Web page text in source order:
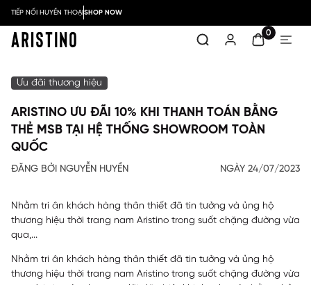
TIẾP NỐI HUYỀN THOẠISHOP NOW
0
Ưu đãi thương hiệu
ARISTINO ƯU ĐÃI 10% KHI THANH TOÁN BẰNG
THẺ MSB TẠI HỆ THỐNG SHOWROOM TOÀN
QUỐC
ĐĂNG BỞI NGUYỄN HUYỀN NGÀY 24/07/2023
Nhằm tri ân khách hàng thân thiết đã tin tưởng và ủng hộ
thương hiệu thời trang nam Aristino trong suốt chặng đường vừa
qua,...
Nhằm tri ân khách hàng thân thiết đã tin tưởng và ủng hộ
thương hiệu thời trang nam Aristino trong suốt chặng đường vừa